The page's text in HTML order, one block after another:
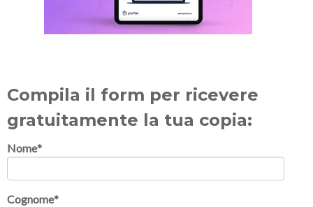
Compila il form per ricevere
gratuitamente la tua copia:
Nome*
Cognome*